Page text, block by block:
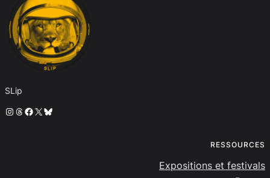
SLip
Instagram
Threads
Facebook
X Bluesky
RESSOURCES
Expositions et festivals